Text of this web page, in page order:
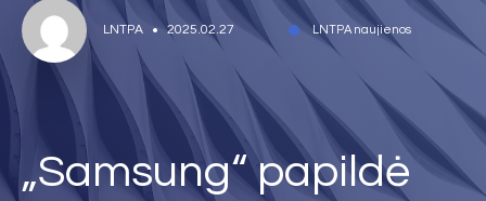
LNTPA 2025.02.27 LNTPA naujienos
„Samsung“ papildė